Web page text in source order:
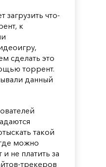
загрузить что-
к
сделать это
торрент.
данный
такой
можно
и не платить за
трекеров